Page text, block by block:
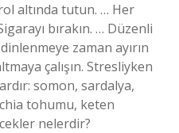
altında tutun. … Her
bırakın. … Düzenli
zaman ayırın
çalışın. Stresliyken
somon, sardalya,
tohumu, keten
nelerdir?